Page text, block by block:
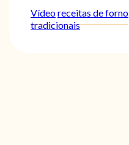
Vídeoreceitas de forno
tradicionais